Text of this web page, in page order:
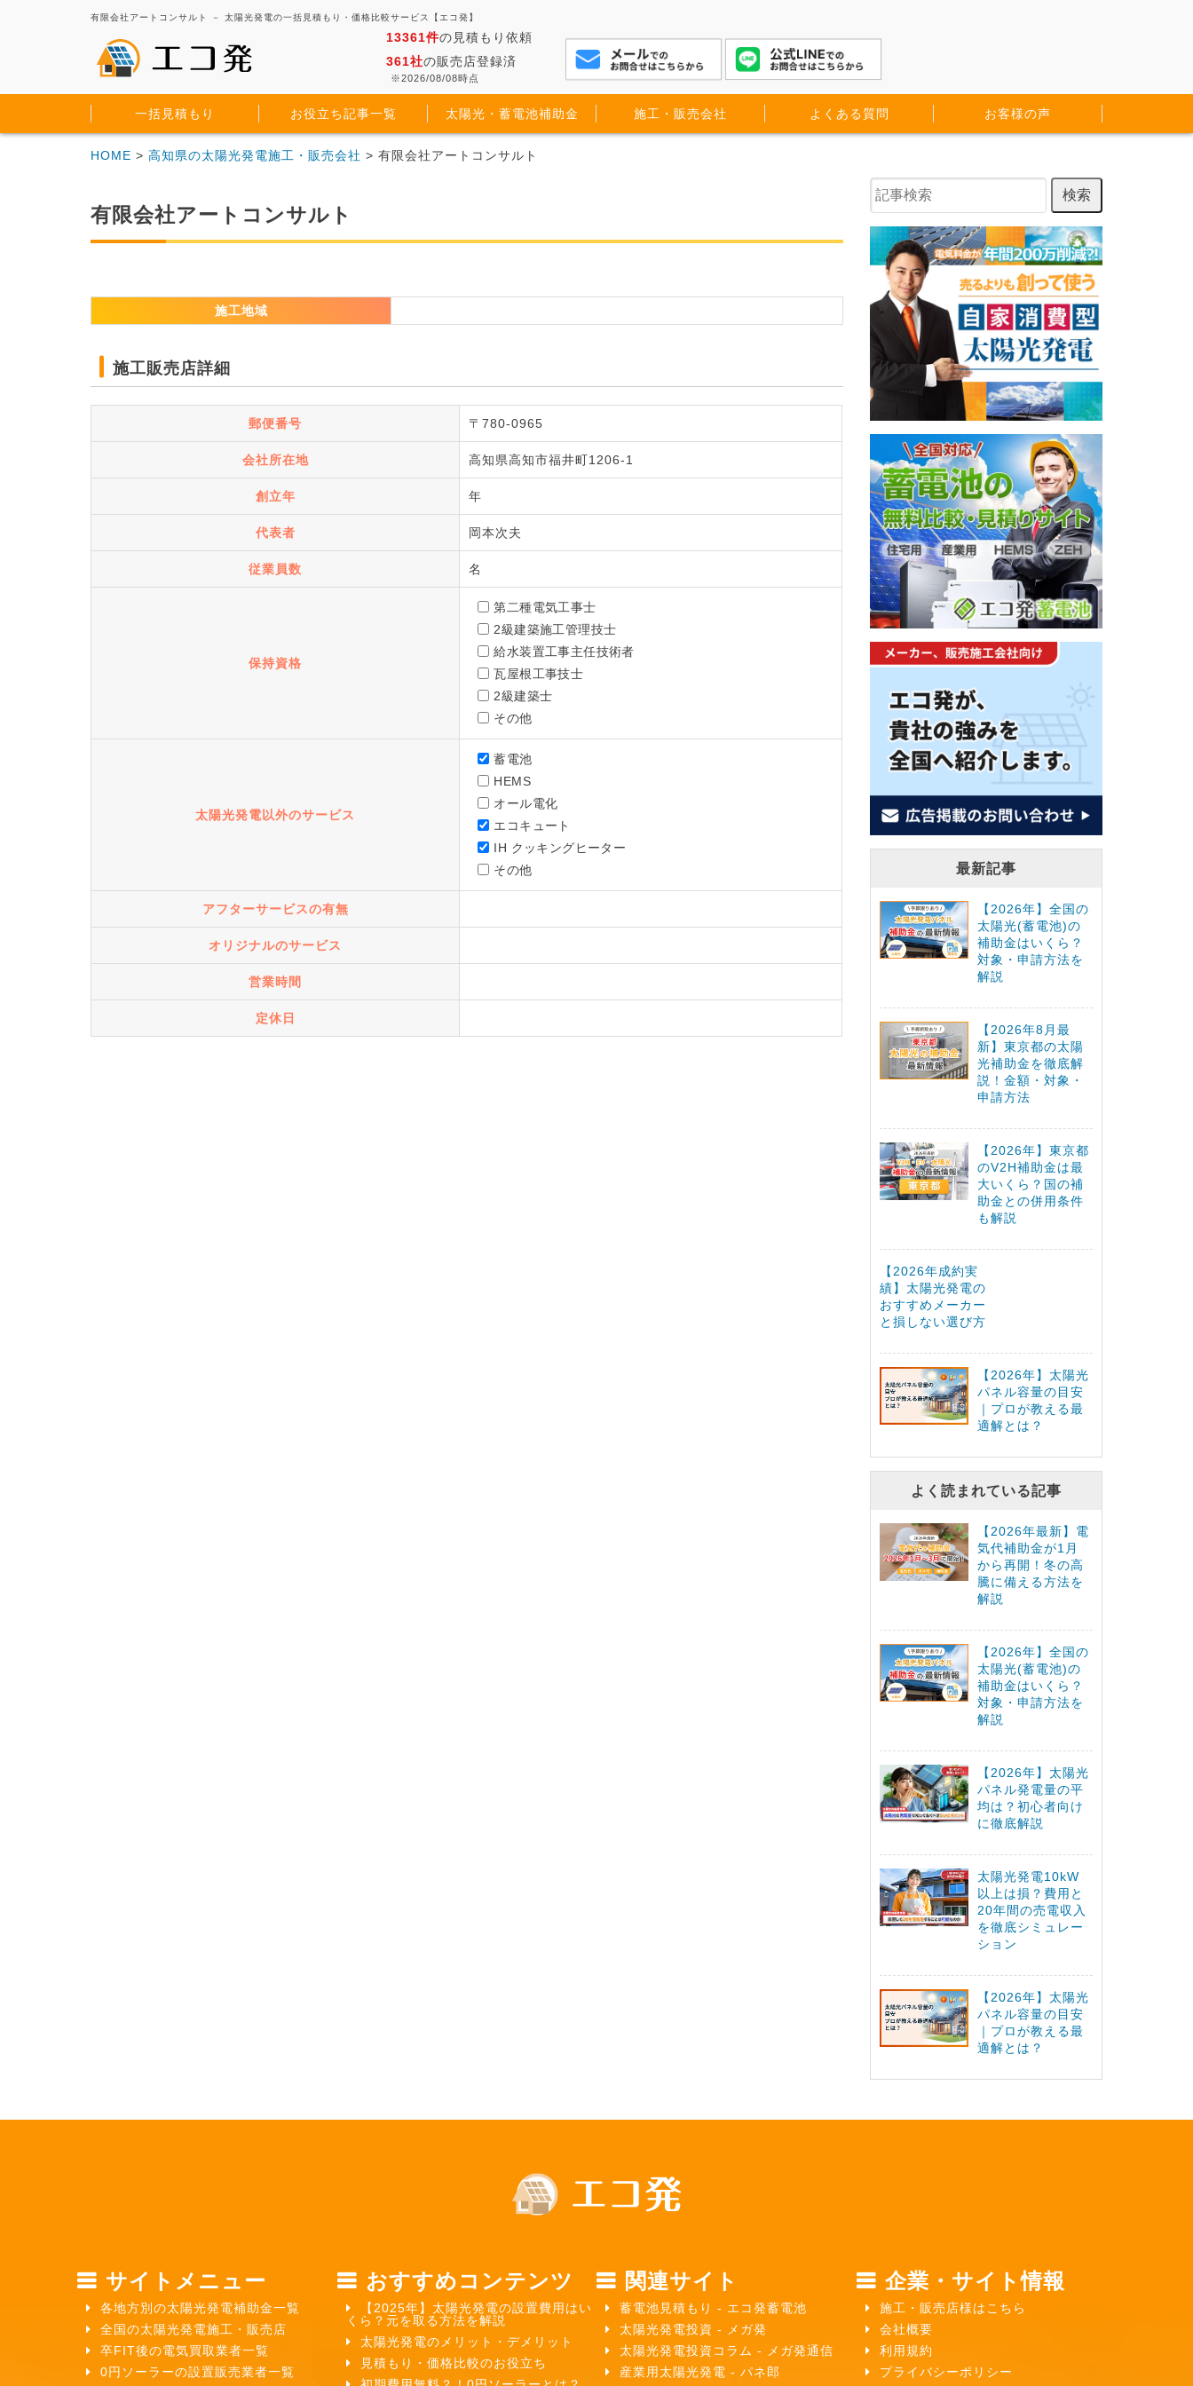
有限会社アートコンサルト － 太陽光発電の一括見積もり・価格比較サービス【エコ発】
13361件の見積もり依頼
361社の販売店登録済
※2026/08/08時点
一括見積もり お役立ち記事一覧 太陽光・蓄電池補助金 施工・販売会社 よくある質問 お客様の声
HOME > 高知県の太陽光発電施工・販売会社 > 有限会社アートコンサルト
有限会社アートコンサルト
施工地域
施工販売店詳細
郵便番号 〒780-0965
会社所在地 高知県高知市福井町1206-1
創立年 年
代表者 岡本次夫
従業員数 名
保持資格
第二種電気工事士
2級建築施工管理技士
給水装置工事主任技術者
瓦屋根工事技士
2級建築士
その他
太陽光発電以外のサービス
蓄電池
HEMS
オール電化
エコキュート
IH クッキングヒーター
その他
アフターサービスの有無
オリジナルのサービス
営業時間
定休日
最新記事
【2026年】全国の
太陽光(蓄電池)の
補助金はいくら？
対象・申請方法を
解説
【2026年8月最
新】東京都の太陽
光補助金を徹底解
説！金額・対象・
申請方法
【2026年】東京都
のV2H補助金は最
大いくら？国の補
助金との併用条件
も解説
【2026年成約実
績】太陽光発電の
おすすめメーカー
と損しない選び方
【2026年】太陽光
パネル容量の目安
｜プロが教える最
適解とは？
よく読まれている記事
【2026年最新】電
気代補助金が1月
から再開！冬の高
騰に備える方法を
解説
【2026年】全国の
太陽光(蓄電池)の
補助金はいくら？
対象・申請方法を
解説
【2026年】太陽光
パネル発電量の平
均は？初心者向け
に徹底解説
太陽光発電10kW
以上は損？費用と
20年間の売電収入
を徹底シミュレー
ション
【2026年】太陽光
パネル容量の目安
｜プロが教える最
適解とは？
サイトメニュー
各地方別の太陽光発電補助金一覧
全国の太陽光発電施工・販売店
卒FIT後の電気買取業者一覧
0円ソーラーの設置販売業者一覧
おすすめコンテンツ
【2025年】太陽光発電の設置費用はい
くら？元を取る方法を解説
太陽光発電のメリット・デメリット
見積もり・価格比較のお役立ち
関連サイト
蓄電池見積もり - エコ発蓄電池
太陽光発電投資 - メガ発
太陽光発電投資コラム - メガ発通信
産業用太陽光発電 - パネ郎
企業・サイト情報
施工・販売店様はこちら
会社概要
利用規約
プライバシーポリシー